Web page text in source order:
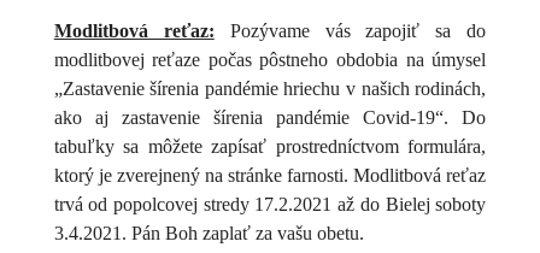
Modlitbová reťaz: Pozývame vás zapojiť sa do
modlitbovej reťaze počas pôstneho obdobia na úmysel
„Zastavenie šírenia pandémie hriechu v našich rodinách,
ako aj zastavenie šírenia pandémie Covid-19“. Do
tabuľky sa môžete zapísať prostredníctvom formulára,
ktorý je zverejnený na stránke farnosti. Modlitbová reťaz
trvá od popolcovej stredy 17.2.2021 až do Bielej soboty
3.4.2021. Pán Boh zaplať za vašu obetu.